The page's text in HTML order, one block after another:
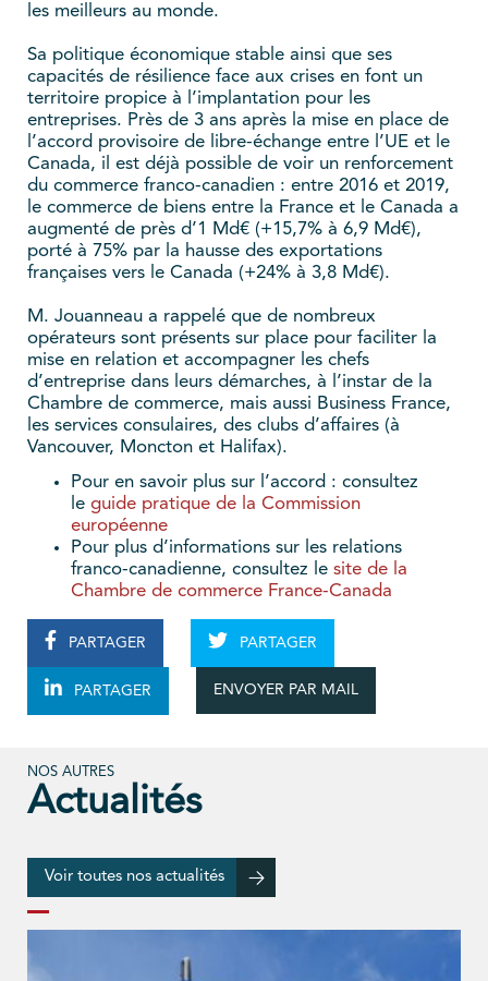
les meilleurs au monde.
Sa politique économique stable ainsi que ses
capacités de résilience face aux crises en font un
territoire propice à l’implantation pour les
entreprises. Près de 3 ans après la mise en place de
l’accord provisoire de libre-échange entre l’UE et le
Canada, il est déjà possible de voir un renforcement
du commerce franco-canadien : entre 2016 et 2019,
le commerce de biens entre la France et le Canada a
augmenté de près d’1 Md€ (+15,7% à 6,9 Md€),
porté à 75% par la hausse des exportations
françaises vers le Canada (+24% à 3,8 Md€).
M. Jouanneau a rappelé que de nombreux
opérateurs sont présents sur place pour faciliter la
mise en relation et accompagner les chefs
d’entreprise dans leurs démarches, à l’instar de la
Chambre de commerce, mais aussi Business France,
les services consulaires, des clubs d’affaires (à
Vancouver, Moncton et Halifax).
Pour en savoir plus sur l’accord : consultez
le guide pratique de la Commission
européenne
Pour plus d’informations sur les relations
franco-canadienne, consultez le site de la
Chambre de commerce France-Canada
PARTAGER PARTAGER
PARTAGER ENVOYER PAR MAIL
NOS AUTRES
Actualités
Voir toutes nos actualités